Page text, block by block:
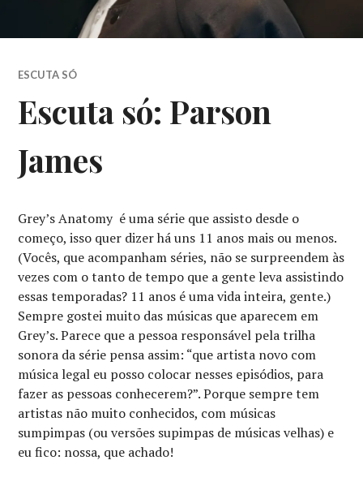
ESCUTA SÓ
Escuta só: Parson
James
Grey’s Anatomy é uma série que assisto desde o
começo, isso quer dizer há uns 11 anos mais ou menos.
(Vocês, que acompanham séries, não se surpreendem às
vezes com o tanto de tempo que a gente leva assistindo
essas temporadas? 11 anos é uma vida inteira, gente.)
Sempre gostei muito das músicas que aparecem em
Grey’s. Parece que a pessoa responsável pela trilha
sonora da série pensa assim: “que artista novo com
música legal eu posso colocar nesses episódios, para
fazer as pessoas conhecerem?”. Porque sempre tem
artistas não muito conhecidos, com músicas
sumpimpas (ou versões supimpas de músicas velhas) e
eu fico: nossa, que achado!